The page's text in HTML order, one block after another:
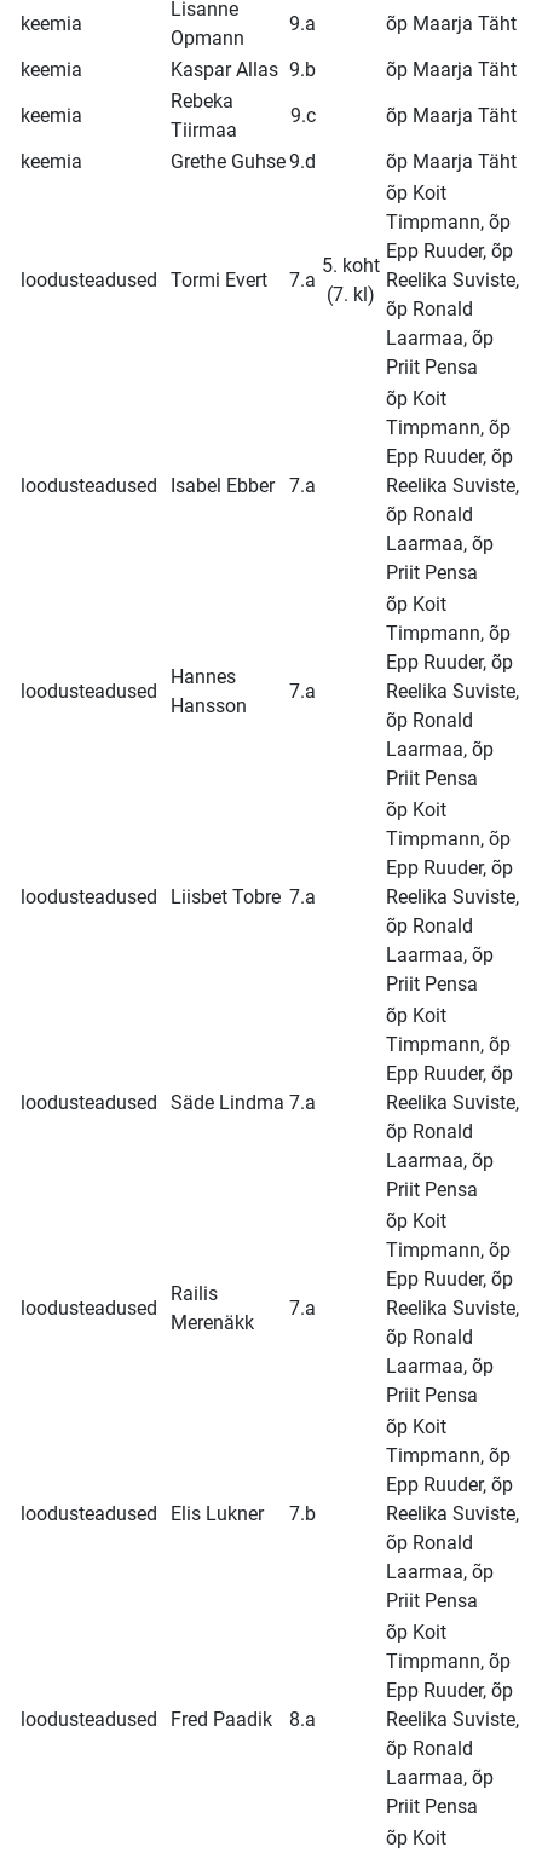
keemia
Lisanne
Opmann
9.a
õp Maarja Täht
keemia
Kaspar Allas 9.b
õp Maarja Täht
keemia
Rebeka
Tiirmaa
9.c
õp Maarja Täht
keemia
Grethe Guhse9.d õp Maarja Täht
loodusteadused Tormi Evert 7.a
5. koht
(7. kl)
õp Koit
Timpmann, õp
Epp Ruuder, õp
Reelika Suviste,
õp Ronald
Laarmaa, õp
Priit Pensa
loodusteadused Isabel Ebber 7.a
õp Koit
Timpmann, õp
Epp Ruuder, õp
Reelika Suviste,
õp Ronald
Laarmaa, õp
Priit Pensa
loodusteadused
Hannes
Hansson
7.a
õp Koit
Timpmann, õp
Epp Ruuder, õp
Reelika Suviste,
õp Ronald
Laarmaa, õp
Priit Pensa
loodusteadused Liisbet Tobre 7.a
õp Koit
Timpmann, õp
Epp Ruuder, õp
Reelika Suviste,
õp Ronald
Laarmaa, õp
Priit Pensa
loodusteadused Säde Lindma 7.a
õp Koit
Timpmann, õp
Epp Ruuder, õp
Reelika Suviste,
õp Ronald
Laarmaa, õp
Priit Pensa
loodusteadused
Railis
Merenäkk
7.a
õp Koit
Timpmann, õp
Epp Ruuder, õp
Reelika Suviste,
õp Ronald
Laarmaa, õp
Priit Pensa
loodusteadused Elis Lukner 7.b
õp Koit
Timpmann, õp
Epp Ruuder, õp
Reelika Suviste,
õp Ronald
Laarmaa, õp
Priit Pensa
loodusteadused Fred Paadik 8.a
õp Koit
Timpmann, õp
Epp Ruuder, õp
Reelika Suviste,
õp Ronald
Laarmaa, õp
Priit Pensa
õp Koit